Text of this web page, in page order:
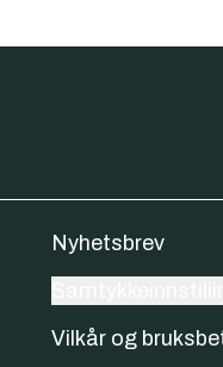
Nyhetsbrev
Vilkår og